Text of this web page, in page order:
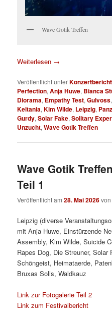
Wave Gotik Treffen
Weiterlesen →
Veröffentlicht unter
Perfection,Anja Huwe, Bianca
Diorama, Empathy Test,Gulvoss
Keltania,Kim Wilde, Leipzig,
Gurdy,Solar Fake,Solitary
Unzucht,Wave Gotik Treffen
Wave Gotik
Teil 1
Veröffentlicht am28. Mai 2026
Leipzig (diverse
mit Anja Huwe, Einstürzende
Assembly, Kim Wilde, Suicide
Rapes Dog, Die Streuner,
Schöngeist, Heimataerde,
Bruxas Solis, Waldkauz
Link zur Fotogalerie Teil 2
Link zum Festivalbericht